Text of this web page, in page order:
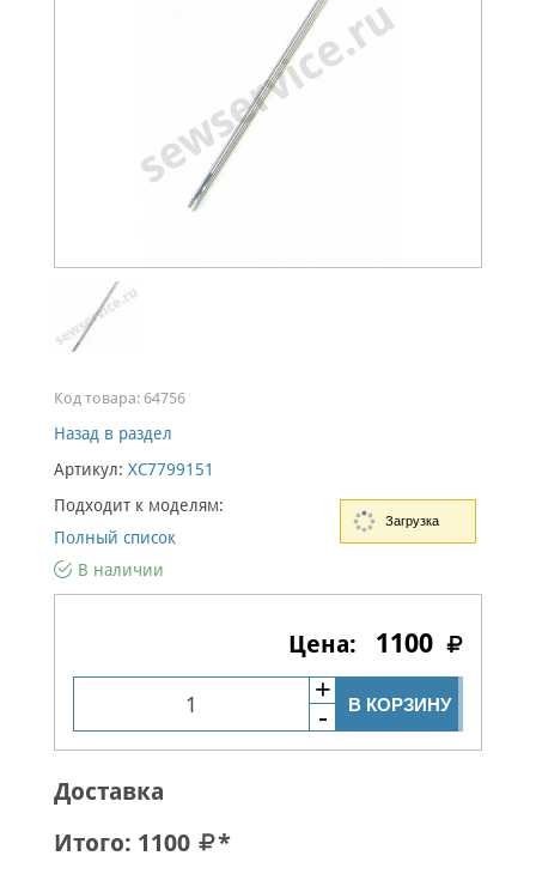
Код товара: 64756
Назад в раздел
Артикул: XC7799151
Подходит к моделям:
Полный список
В наличии
1100
В КОРЗИНУ
Доставка
Итого: 1100 *
Загрузка